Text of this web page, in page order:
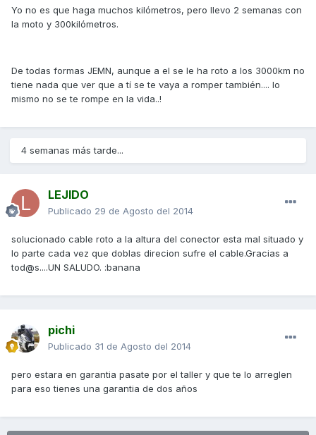
Yo no es que haga muchos kilómetros, pero llevo 2 semanas con
la moto y 300kilómetros.
De todas formas JEMN, aunque a el se le ha roto a los 3000km no
tiene nada que ver que a tí se te vaya a romper también.... lo
mismo no se te rompe en la vida..!
4 semanas más tarde...
LEJIDO
Publicado 29 de Agosto del 2014
solucionado cable roto a la altura del conector esta mal situado y
lo parte cada vez que doblas direcion sufre el cable.Gracias a
tod@s....UN SALUDO. :banana
pichi
Publicado 31 de Agosto del 2014
pero estara en garantia pasate por el taller y que te lo arreglen
para eso tienes una garantia de dos años